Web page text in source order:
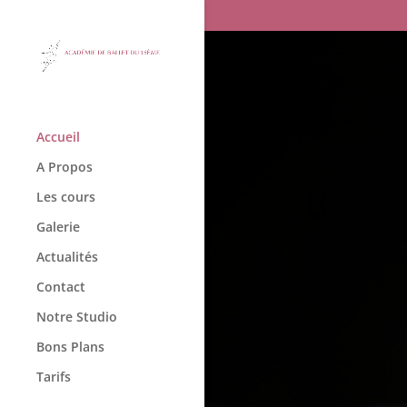
Accueil
A Propos
Les cours
Galerie
Actualités
Contact
Notre Studio
Bons Plans
Tarifs